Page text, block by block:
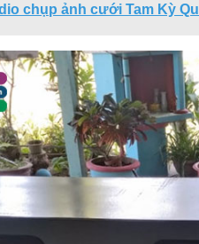
chụp ảnh cưới Tam Kỳ